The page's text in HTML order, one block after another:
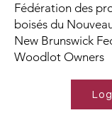
Fédération des
boisés du
New Brunswick
Woodlot Owners